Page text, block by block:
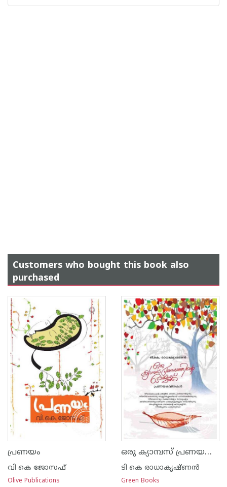
Customers who bought this book also
purchased
പ്രണയം
വി കെ ജോസഫ്
Olive Publications
ഒരു ക്യാമ്പസ് പ്രണയത്തിന്റെ ഓര്‍മ്മയ്ക്ക്
ടി കെ രാധാകൃഷ്ണ‌ന്‍
Green Books